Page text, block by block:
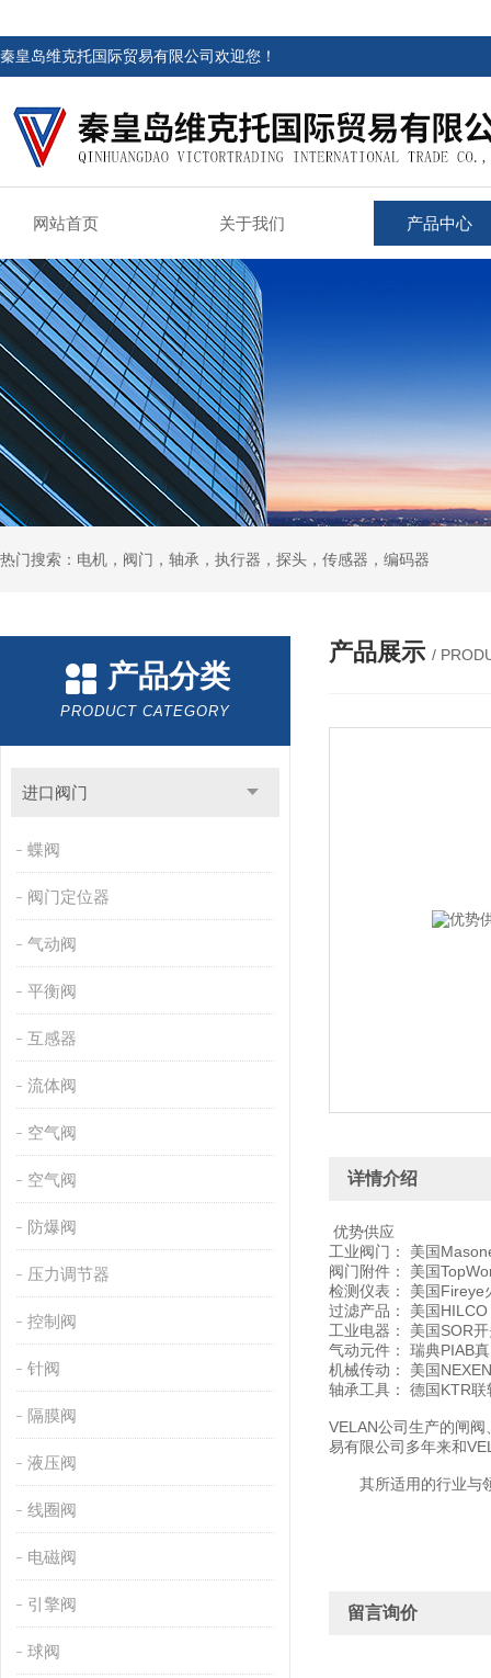
秦皇岛维克托国际贸易有限公司欢迎您！
网站首页 关于我们 产品中心
热门搜索：电机，阀门，轴承，执行器，探头，传感器，编码器
产品分类
PRODUCT CATEGORY
进口阀门
蝶阀
阀门定位器
气动阀
平衡阀
互感器
流体阀
空气阀
空气阀
防爆阀
压力调节器
控制阀
针阀
隔膜阀
液压阀
线圈阀
电磁阀
引擎阀
球阀
产品展示 /
详情介绍
优势供应
工业阀门： 美国
阀门附件： 美国
检测仪表： 美国Fireye
过滤产品： 美国
工业电器： 美国SOR
气动元件： 瑞典PIAB
机械传动： 美国
轴承工具： 德国KTR
VELAN公司生产的闸
易有限公司多年来和
其所适用的行业与领
留言询价